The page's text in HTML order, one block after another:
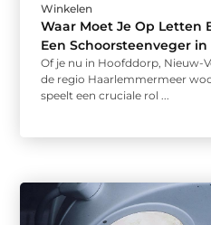
Winkelen
Waar Moet Je Op Letten
Een Schoorsteenveger
Of je nu in Hoofddorp, Nieuw-
de regio Haarlemmermeer
speelt een cruciale rol ...